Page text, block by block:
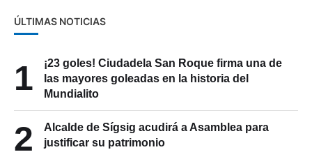
ÚLTIMAS NOTICIAS
1
¡23 goles! Ciudadela San Roque firma una de
las mayores goleadas en la historia del
Mundialito
2
Alcalde de Sígsig acudirá a Asamblea para
justificar su patrimonio